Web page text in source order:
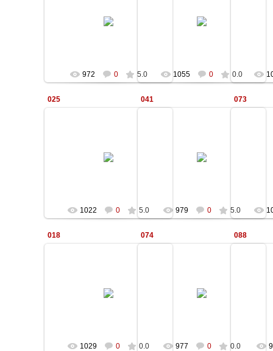
972 0 5.0 1055 0 0.0
025
1022 0 5.0
041
979 0 5.0
073
018
1029 0 0.0
074
977 0 0.0
088